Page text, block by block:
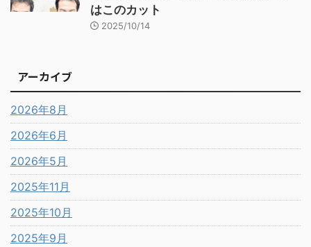
はこのカット
2025/10/14
アーカイブ
2026年8月
2026年6月
2026年5月
2025年11月
2025年10月
2025年9月